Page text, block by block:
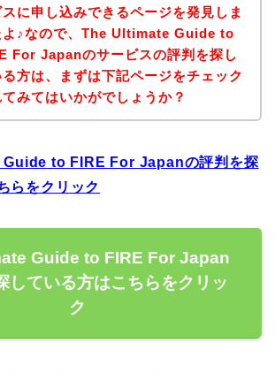
スに申し込みできるページを発見しま
よ♪なので、The Ultimate Guide to
For Japanのサービスの評判を探し
方は、まずは下記ページをチェック
てみてはいかがでしょうか？
to FIRE For Japanの評判を探
らをクリック
Guide to FIRE For Japan
している方はこちらをクリッ
ク